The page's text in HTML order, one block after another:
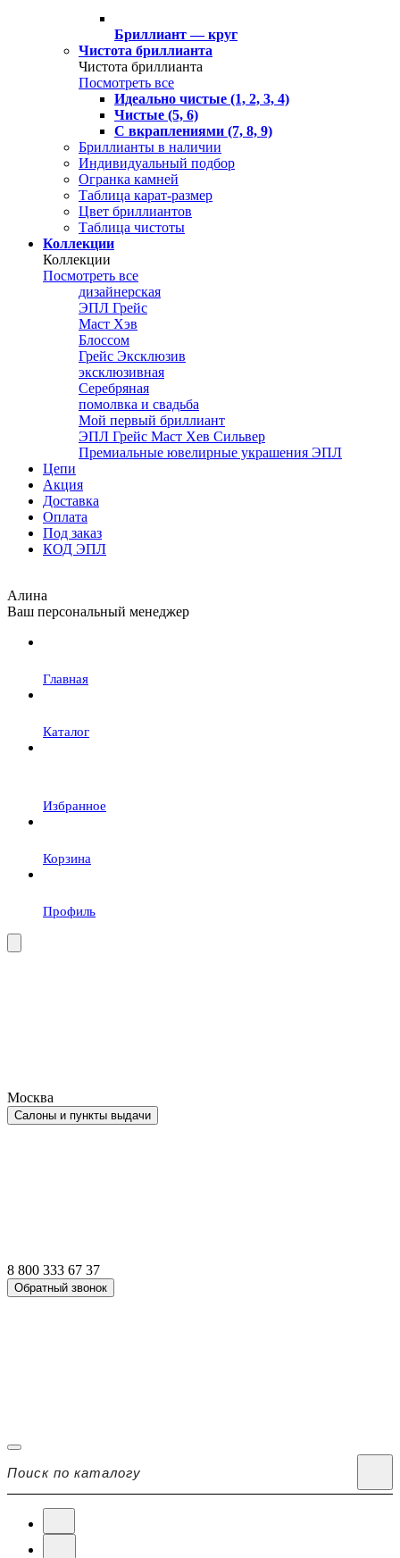
Бриллиант — круг
Чистота бриллианта
Чистота бриллианта
Посмотреть все
Идеально чистые (1, 2, 3, 4)
Чистые (5, 6)
С вкраплениями (7, 8, 9)
Бриллианты в наличии
Индивидуальный подбор
Огранка камней
Таблица карат-размер
Цвет бриллиантов
Таблица чистоты
Коллекции
Коллекции
Посмотреть все
дизайнерская
ЭПЛ Грейс
Маст Хэв
Блоссом
Грейс Эксклюзив
эксклюзивная
Серебряная
помолвка и свадьба
Мой первый бриллиант
ЭПЛ Грейс Маст Хев Сильвер
Премиальные ювелирные украшения ЭПЛ
Цепи
Акция
Доставка
Оплата
Под заказ
КОД ЭПЛ
Алина
Ваш персональный менеджер
Главная
Каталог
Избранное
Корзина
Профиль
Москва
Салоны и пункты выдачи
8 800 333 67 37
Обратный звонок